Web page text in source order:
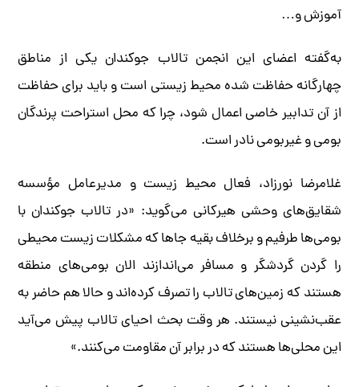
آموزش و…
به‌گفته اعضای این انجمن تالاب جوکندان یکی از مناطق
چهارگانه حفاظت شده محیط زیستی است و باید برای حفاظت
از آن تدابیر خاصی اعمال شود، چرا که محل استراحت پرندگان
بومی و غیربومی نادر است.
غلامرضا نورزاد، فعال محیط زیست و مدیرعامل مؤسسه
شقایق‌های وحشی هیرکانی می‌گوید: «در تالاب جوکندان با
بومی‌ها طرفیم و برخلاف بقیه جاها که مشکلات زیست محیطی
را گردن گردشگر و مسافر می‌اندازند الان بومی‌های منطقه
هستند که زمین‌های تالاب را تصرف کرده‌اند و حالا هم حاضر به
عقب‌نشینی نیستند. هر وقت بحث احیای تالاب پیش می‌آید
این محلی‌ها هستند که در برابر آن مقاومت می‌کنند.»